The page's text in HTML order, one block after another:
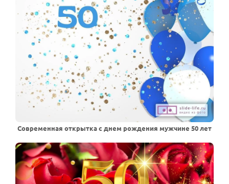
Современная открытка с днем рождения мужчине 50 лет